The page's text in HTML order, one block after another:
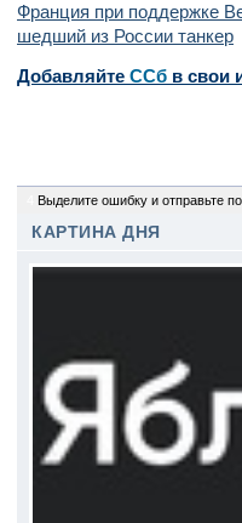
Франция при поддержке
шедший из России танкер
Добавляйте CСб в свои
Выделите ошибку и отправьте по
КАРТИНА ДНЯ